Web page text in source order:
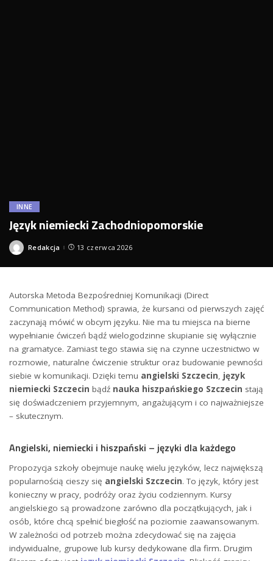
INNE
Język niemiecki Zachodniopomorskie
Posted
Redakcja 13 czerwca 2026
Autorska Metoda Bezpośredniej Komunikacji (Direct
Communication Method) sprawia, że kursanci od pierwszych zajęć
zaczynają mówić w obcym języku. Nie ma tu miejsca na bierne
wypełnianie ćwiczeń bądź wielogodzinne skupianie się wyłącznie
na gramatyce. Zamiast tego stawia się na czynne uczestnictwo w
rozmowie, naturalne ćwiczenie struktur oraz budowanie pewności
siebie w komunikacji. Dzięki temu angielski Szczecin język
niemiecki Szczecin bądź nauka hiszpańskiego Szczecin stają
się doświadczeniem przyjemnym, angażującym i co najważniejsze
– skutecznym.
Angielski, niemiecki i hiszpański – języki dla każdego
Propozycja szkoły obejmuje naukę wielu języków, lecz największą
popularnością cieszy się angielski Szczecin. To język, który jest
konieczny w pracy, podróży oraz życiu codziennym. Kursy
angielskiego są prowadzone zarówno dla początkujących, jak i
osób, które chcą spełnić biegłość na poziomie zaawansowanym.
W zależności od potrzeb można zdecydować się na zajęcia
indywidualne, grupowe lub kursy dedykowane dla firm. Drugim